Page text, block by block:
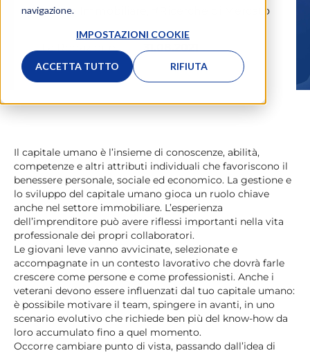
navigazione.
IMPOSTAZIONI COOKIE
ACCETTA TUTTO RIFIUTA
#Agente Immobiliare #Ricerche di Mercato
La Redazione 31.08.2021
Il capitale umano è l’insieme di conoscenze, abilità,
competenze e altri attributi individuali che favoriscono il
benessere personale, sociale ed economico. La gestione e
lo sviluppo del capitale umano gioca un ruolo chiave
anche nel settore immobiliare. L’esperienza
dell’imprenditore può avere riflessi importanti nella vita
professionale dei propri collaboratori.
Le giovani leve vanno avvicinate, selezionate e
accompagnate in un contesto lavorativo che dovrà farle
crescere come persone e come professionisti. Anche i
veterani devono essere influenzati dal tuo capitale umano:
è possibile motivare il team, spingere in avanti, in uno
scenario evolutivo che richiede ben più del know-how da
loro accumulato fino a quel momento.
Occorre cambiare punto di vista, passando dall’idea di